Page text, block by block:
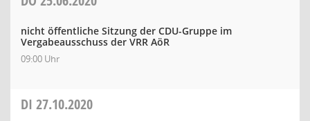
nicht öffentliche Sitzung der CDU-Gruppe im
Vergabeausschuss der VRR AöR
09:00 Uhr
DI 27.10.2020